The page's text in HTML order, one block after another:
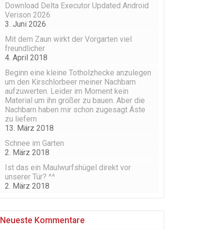
Download Delta Executor Updated Android
Verison 2026
3. Juni 2026
Mit dem Zaun wirkt der Vorgarten viel
freundlicher
4. April 2018
Beginn eine kleine Totholzhecke anzulegen
um den Kirschlorbeer meiner Nachbarn
aufzuwerten. Leider im Moment kein
Material um ihn größer zu bauen. Aber die
Nachbarn haben mir schon zugesagt Äste
zu liefern
13. März 2018
Schnee im Garten
2. März 2018
Ist das ein Maulwurfshügel direkt vor
unserer Tür? ^^
2. März 2018
Neueste Kommentare